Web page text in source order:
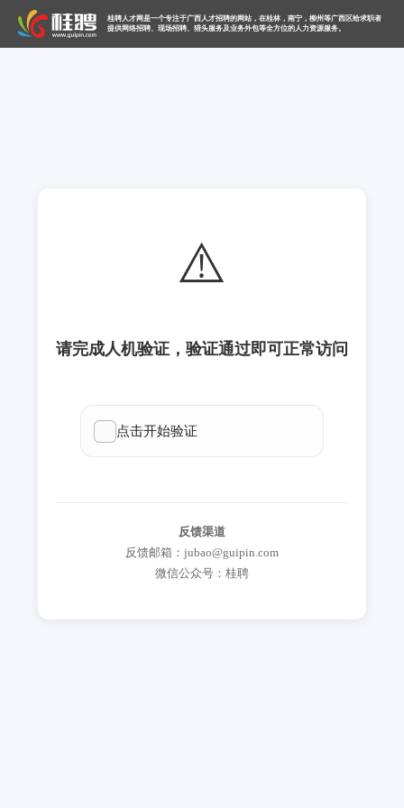
桂聘人才网是一个专注于广西人才招聘的网站，在桂林，南宁，柳州等广西区给求职者
提供网络招聘、现场招聘、猎头服务及业务外包等全方位的人力资源服务。
⚠️
请完成人机验证，验证通过即可正常访问
反馈渠道
反馈邮箱：jubao@guipin.com
微信公众号：桂聘